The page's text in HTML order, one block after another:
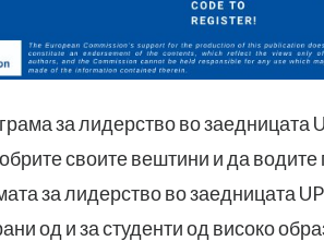
за лидерство во заедницата
своите вештини и да
за лидерство во заедницата
од и за студенти од високо